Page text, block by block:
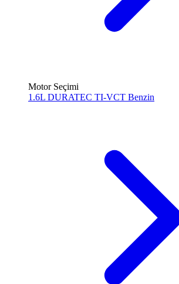
Motor Seçimi
1.6L DURATEC TI-VCT Benzin